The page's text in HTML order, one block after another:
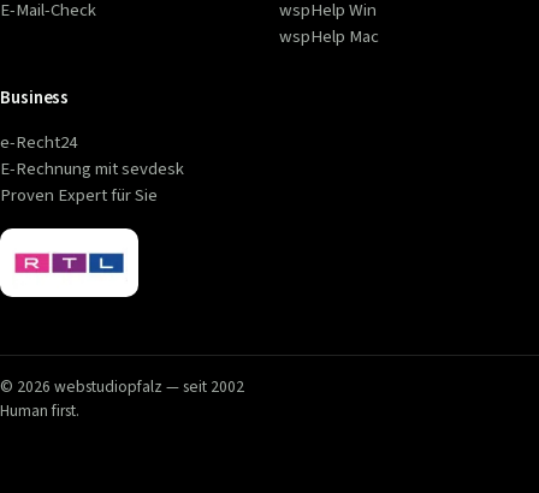
E-Mail-Check
wspHelp Win
wspHelp Mac
Business
e-Recht24
E-Rechnung mit sevdesk
Proven Expert für Sie
© 2026 webstudiopfalz — seit 2002
Human first.